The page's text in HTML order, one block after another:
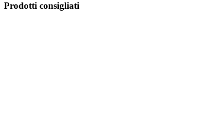
Prodotti consigliati